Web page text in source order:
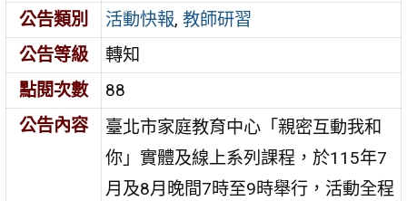
公告類別
活動快報,教師研習
公告等級
轉知
點閱次數
88
公告內容
臺北市家庭教育中心「親密互動我和
你」實體及線上系列課程，於115年7
月及8月晚間7時至9時舉行，活動全程